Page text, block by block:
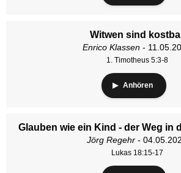
Witwen sind
Enrico Klassen -
1. Timotheus 5:3-8
Anhören
Glauben wie ein Kind - der Weg in
Jörg Regehr -
Lukas 18:15-17